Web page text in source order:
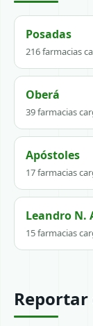
Posadas
216 farmacias
Oberá
39 farmacias
Apóstoles
17 farmacias
Leandro N.
15 farmacias